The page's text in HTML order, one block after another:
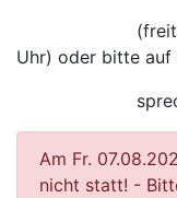
(freitags /
Uhr) oder bitte
sprechen -
Am Fr.
nicht statt! -